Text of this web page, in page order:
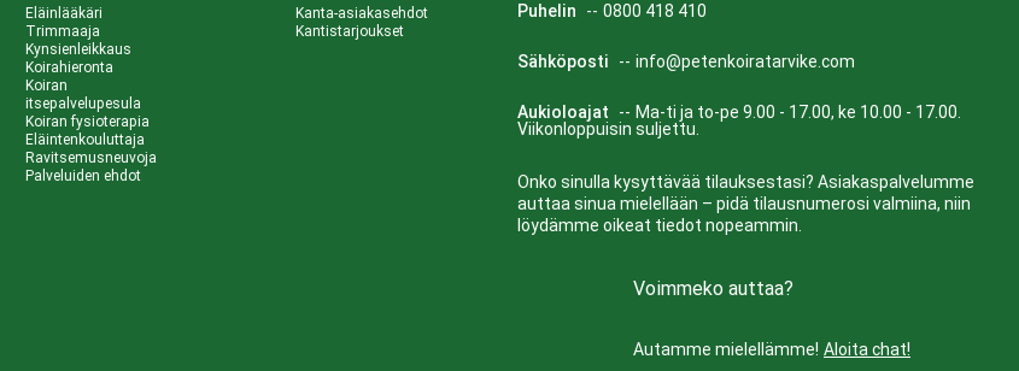
Eläinlääkäri
Trimmaaja
Kynsienleikkaus
Koirahieronta
Koiran
itsepalvelupesula
Koiran fysioterapia
Eläintenkouluttaja
Ravitsemusneuvoja
Palveluiden ehdot
Kanta-asiakasehdot
Kantistarjoukset
Puhelin -- 0800 418 410
Sähköposti -- info@petenkoiratarvike.com
Aukioloajat -- Ma-ti ja to-pe 9.00 - 17.00, ke 10.00 - 17.00.
Viikonloppuisin suljettu.
Onko sinulla kysyttävää tilauksestasi? Asiakaspalvelumme
auttaa sinua mielellään – pidä tilausnumerosi valmiina, niin
löydämme oikeat tiedot nopeammin.
Voimmeko auttaa?
Autamme mielellämme! Aloita chat!